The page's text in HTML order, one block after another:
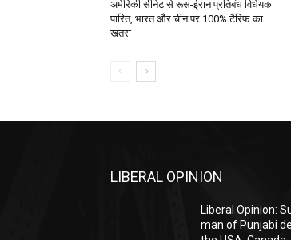
अमेरिकी सीनेट से रूस-ईरान प्रतिबंध विधेयक
पारित, भारत और चीन पर 100% टैरिफ का
खतरा
LIBERAL OPINION
Liberal Opinion:
man of Punjabi